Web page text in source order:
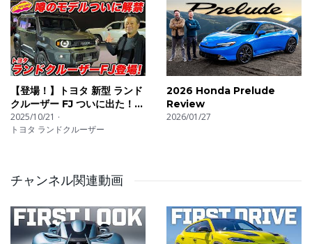
【登場！】トヨタ 新型 ランド
クルーザー FJ ついに出た！
待望の末っ子は オフも本格
派！
2025/10/21
トヨタ ランドクルーザー
2026 Honda Prelude
Review
2026/01/27
チャンネル関連動画